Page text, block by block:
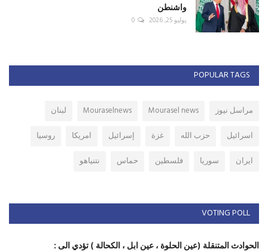
واشنطن
يوليو 25, 2026 0
POPULAR TAGS
مراسل نيوز Mourasel news
Mouraselnews
لبنان
اسرائيل
حزب الله غزة إسرائيل امريكا
روسيا
ايران
سوريا فلسطين حماس نتنياهو
VOTING POLL
الحوادث المتنقلة (عين الحلوة ، عين ابل ، الكحالة ) تؤدي الى :